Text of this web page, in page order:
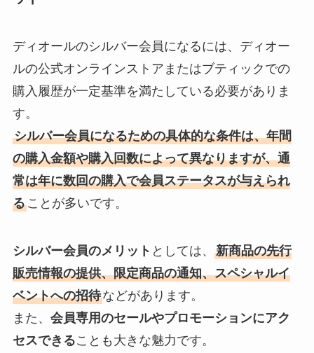
ディオールのシルバー会員になるには、ディオー
ルの公式オンラインストアまたはブティックでの
購入履歴が一定基準を満たしている必要がありま
す。
シルバー会員になるための具体的な条件は、年間
の購入金額や購入回数によって異なりますが、通
常は年に数回の購入で会員ステータスが与えられ
ることが多いです。
シルバー会員のメリット としては、 新商品の先行
販売情報の提供、限定商品の通知、スペシャルイ
ベントへの招待などがあります。
また、 会員専用のセールやプロモーションにアク
セスできることも大きな魅力です。